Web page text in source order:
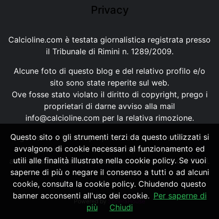
Privacy
Calcioline.com è testata giornalistica registrata presso
il Tribunale di Rimini n. 1289/2009.
Alcune foto di questo blog e del relativo profilo e/o
sito sono state reperite sul web.
Ove fosse stato violato il diritto di copyright, prego i
proprietari di darne avviso alla mail
info@calcioline.com per la relativa rimozione.
Ogni testo e foto di proprietà di Calcioline.com non
possono essere copiati o riprodotti, senza
autorizzazione, ai sensi della normativa n.29 del 2001.
Powered by SpheraHouse
Questo sito o gli strumenti terzi da questo utilizzati si
avvalgono di cookie necessari al funzionamento ed
utili alle finalità illustrate nella cookie policy. Se vuoi
saperne di più o negare il consenso a tutti o ad alcuni
cookie, consulta la cookie policy. Chiudendo questo
banner acconsenti all'uso dei cookie. Per saperne di
più
Chiudi